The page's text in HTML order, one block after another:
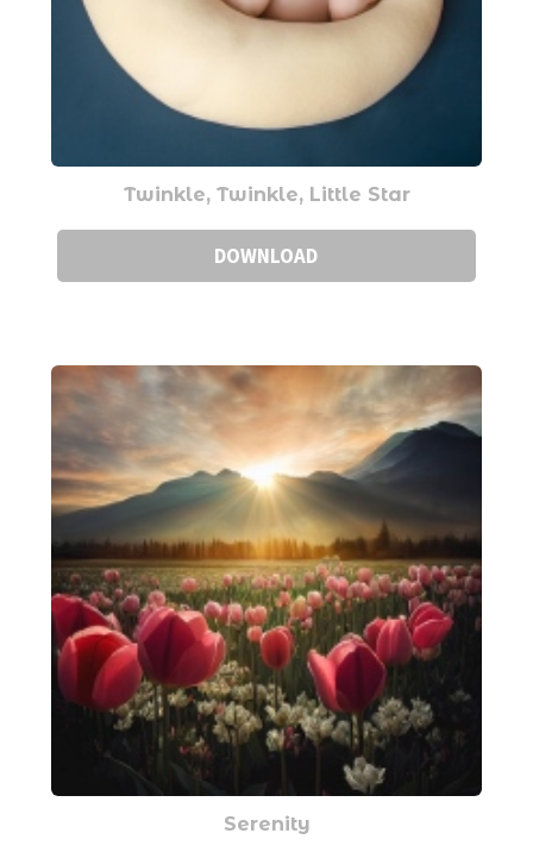
Twinkle, Twinkle, Little Star
DOWNLOAD
Serenity